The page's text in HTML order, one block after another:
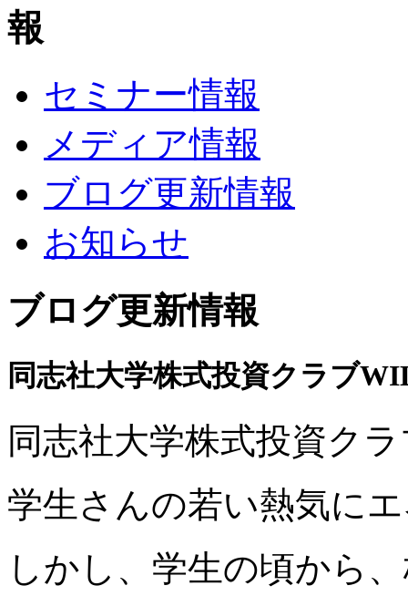
セミナー情報
メディア情報
ブログ更新情報
お知らせ
ブログ更新情報
同志社大学株式投資クラブ
同志社大学株式投資ク
学生さんの若い熱気に
しかし、学生の頃から